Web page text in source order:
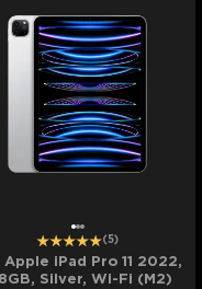
(5)
Apple iPad Pro 11 2022,
Silver, Wi-Fi (M2)